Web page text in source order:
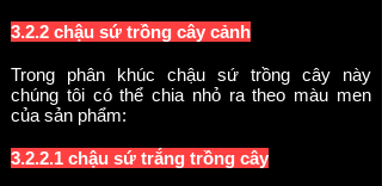
3.2.2 chậu sứ trồng cây cảnh
Trong phân khúc chậu sứ trồng cây này
chúng tôi có thể chia nhỏ ra theo màu men
của sản phẩm:
3.2.2.1 chậu sứ trắng trồng cây